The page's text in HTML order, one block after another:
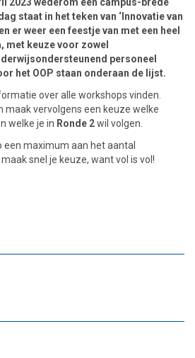
2023 wederom een campus-brede
staat in het teken van ‘Innovatie van
er weer een feestje van met een heel
keuze voor zowel
personeel
het OOP staan onderaan de lijst.
over alle workshops vinden.
maak vervolgens een keuze welke
welke je in Ronde 2wil volgen.
een maximum aan het aantal
snel je keuze, want vol is vol!